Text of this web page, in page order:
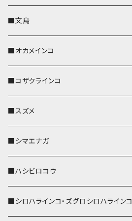
キーカバー
キーホルダー
パスケース
リール付きストラップ
リールのみ
ストラップ付
IDカードホルダー
キーケース
名刺入れ・カードケース
■文鳥
キーカバー
キーホルダー
パスケース
リール付きストラップ
リールのみ
ストラップ付
キーケース
名刺入れ・カードケース
■オカメインコ
キーカバー
キーホルダー
パスケース
IDカードホルダー
リール付きストラップ
■コザクラインコ
キーカバー
キーホルダー
パスケース
リール付きストラップ
■スズメ
キーカバー
キーホルダー
パスケース
■シマエナガ
キーカバー
キーホルダー
■ハシビロコウ
キーカバー
■シロハラインコ・ズグロシロハラインコ